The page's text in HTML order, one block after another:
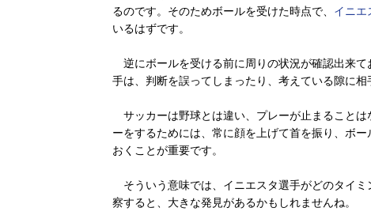
るのです。そのためボールを受けた時点で、 イニエ
いるはずです。
逆にボールを受ける前に周りの状況が確認出来
手は、判断を誤ってしまったり、考えている隙に
サッカーは野球とは違い、プレーが止まること
ーをするためには、常に顔を上げて首を振り、ボ
おくことが重要です。
そういう意味では、イニエスタ選手がどのタイ
察すると、大きな発見があるかもしれませんね。